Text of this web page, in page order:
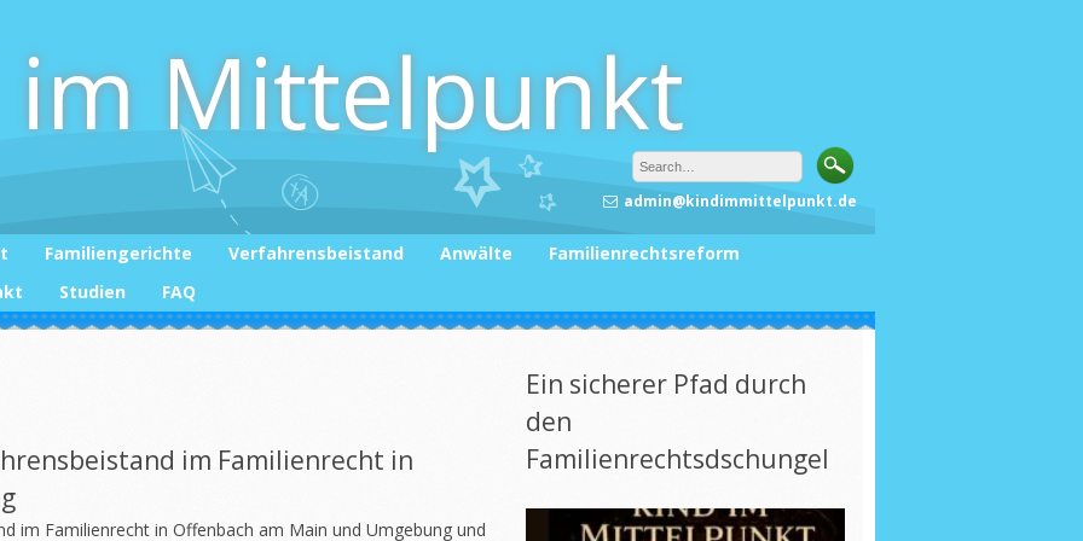
im Mittelpunkt
admin@kindimmittelpunkt.de
Familiengerichte Verfahrensbeistand Anwälte
Familienrechtsreform
Studien FAQ
im Familienrecht in
im Familienrecht in Offenbach am Main und Umgebung und
Ein sicherer Pfad durch
den
Familienrechtsdschungel